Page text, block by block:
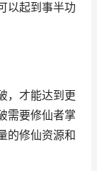
以起到事半功
，才能达到更
需要修仙者掌
的修仙资源和